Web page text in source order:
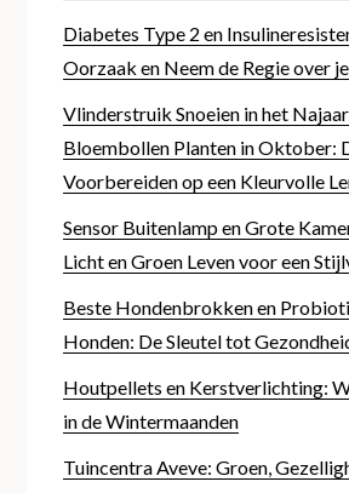
Diabetes Type 2 en
Oorzaak en Neem de Regie over
Vlinderstruik Snoeien in het
Bloembollen Planten in Oktober:
Voorbereiden op een Kleurvolle
Sensor Buitenlamp en Grote
Licht en Groen Leven voor een
Beste Hondenbrokken en
Honden: De Sleutel tot
Houtpellets en Kerstverlichting:
in de Wintermaanden
Tuincentra Aveve: Groen,